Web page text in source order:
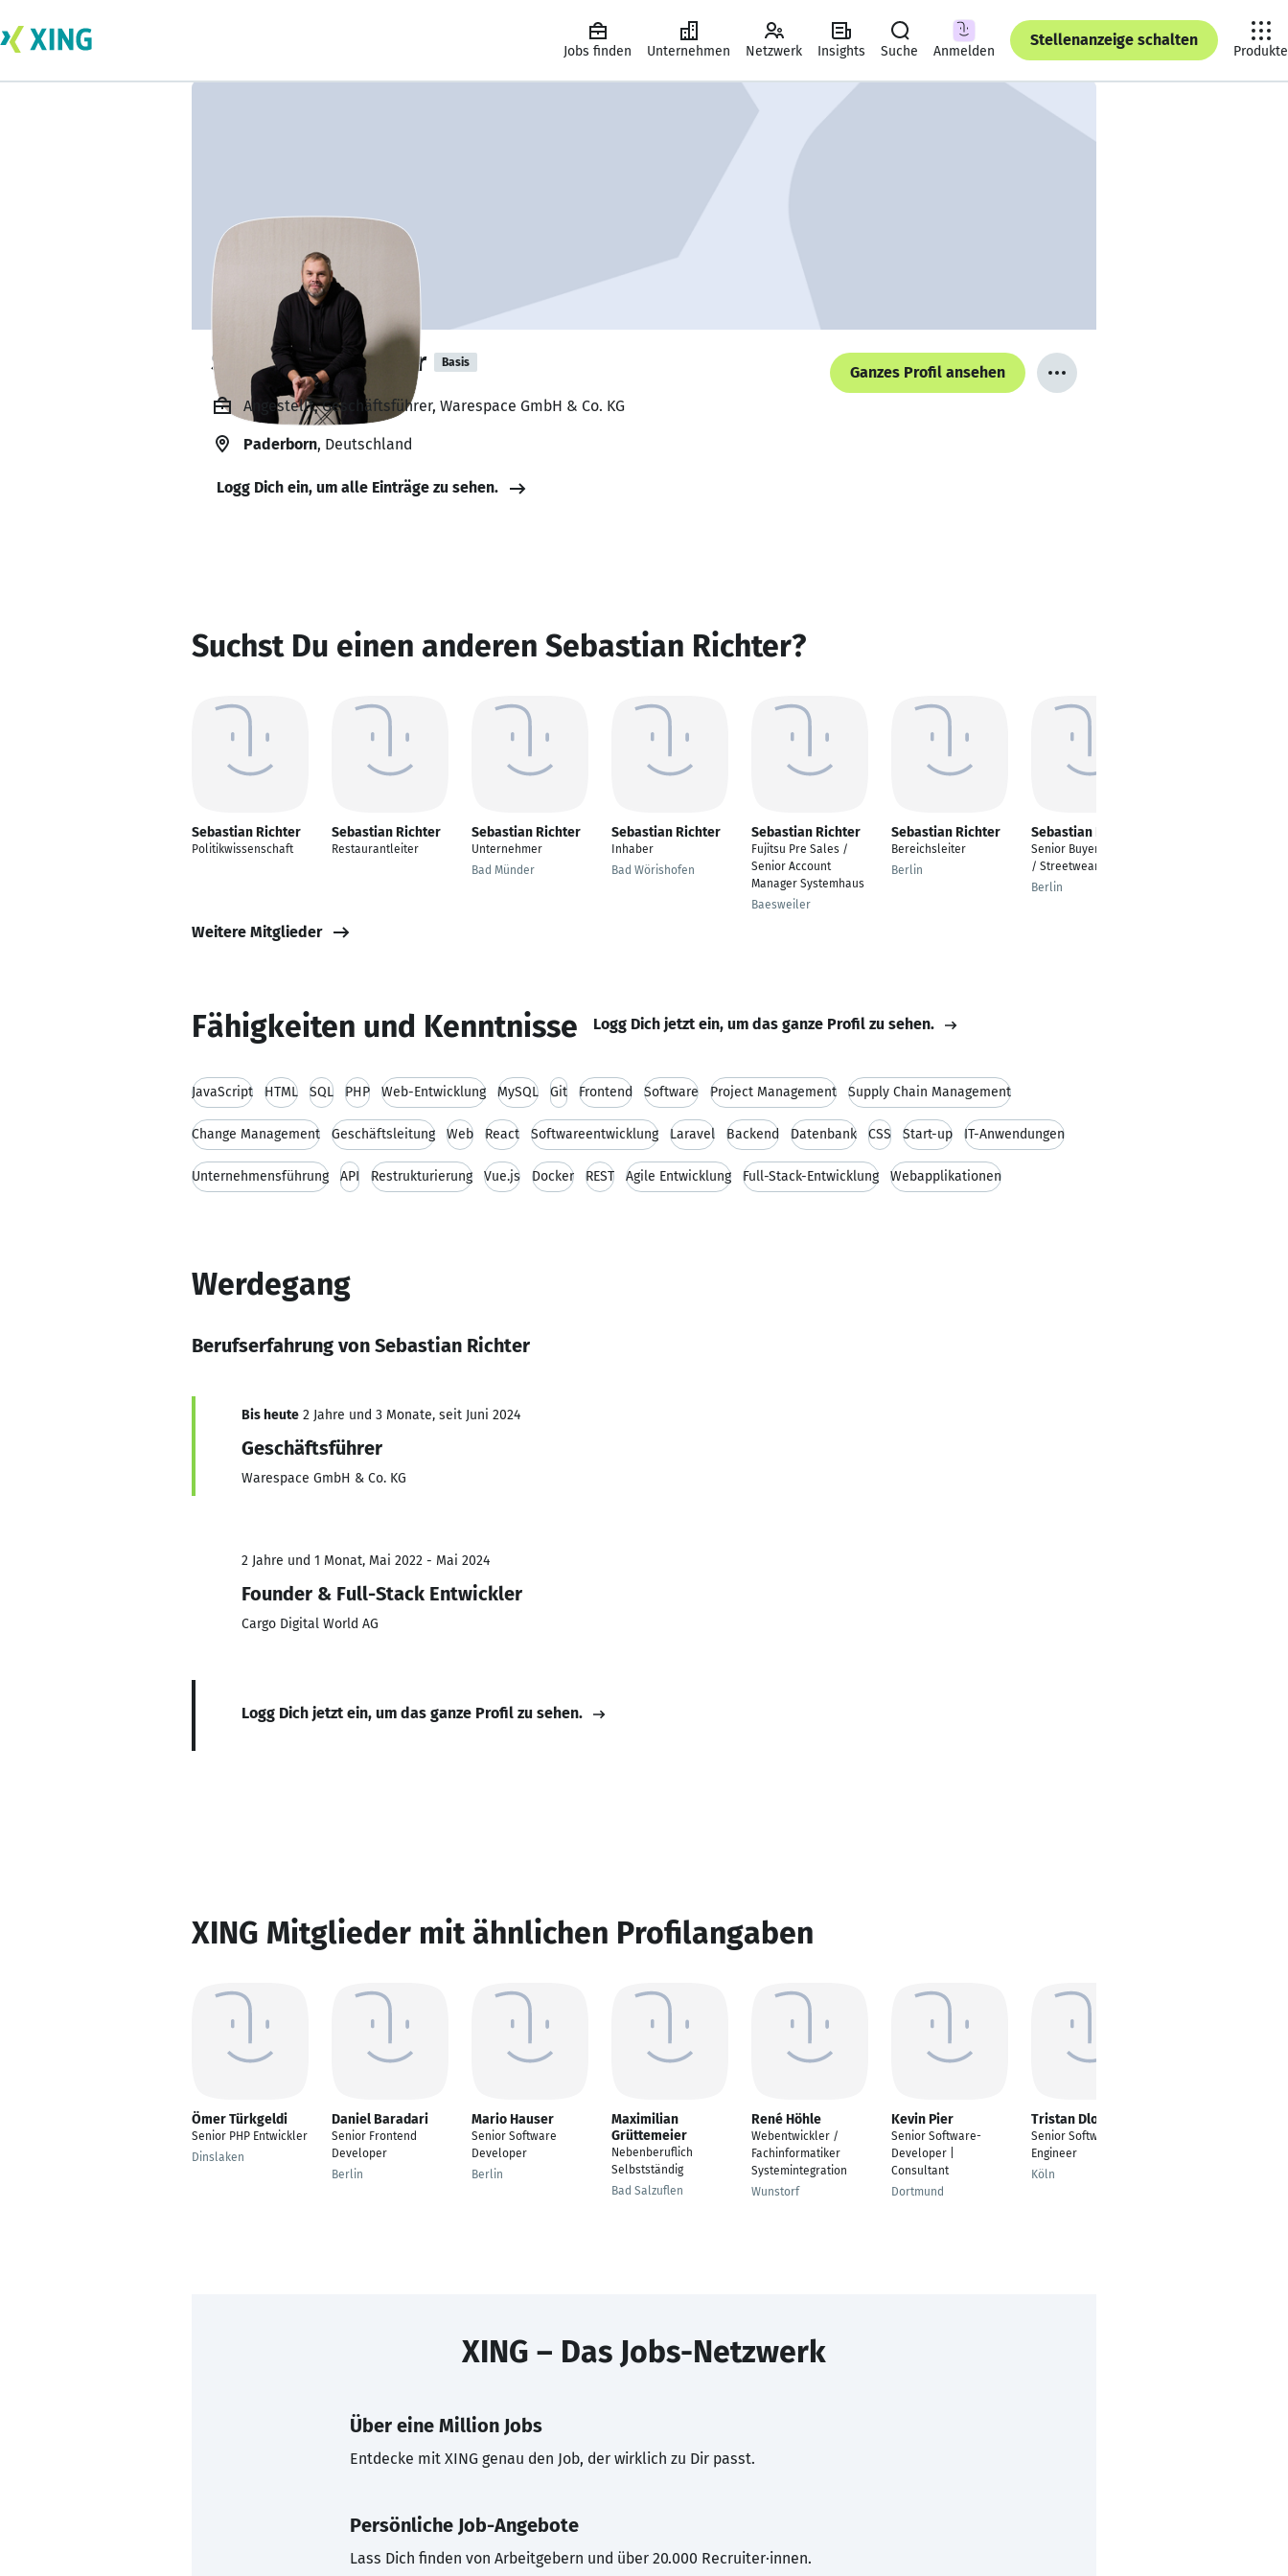
Jobs finden Unternehmen Netzwerk Insights Suche Anmelden
Stellenanzeige schalten
Produkte
Sebastian Richter Basis
Ganzes Profil ansehen
Angestellt, Geschäftsführer, Warespace GmbH & Co. KG
Paderborn, Deutschland
Logg Dich ein, um alle Einträge zu sehen.
Suchst Du einen anderen Sebastian Richter?
Sebastian Richter
Politikwissenschaft
Sebastian Richter
Restaurantleiter
Sebastian Richter
Unternehmer
Bad Münder
Sebastian Richter
Inhaber
Bad Wörishofen
Sebastian Richter
Fujitsu Pre Sales /
Senior Account
Manager Systemhaus
Baesweiler
Sebastian Richter
Bereichsleiter
Berlin
Sebastian Richter
Senior Buyer Lifestyle
/ Streetwear
Berlin
Weitere Mitglieder
Fähigkeiten und Kenntnisse Logg Dich jetzt ein, um das ganze Profil zu sehen.
JavaScript HTML SQL PHP Web-Entwicklung MySQL Git Frontend Software Project Management Supply Chain Management
Change Management Geschäftsleitung Web React Softwareentwicklung Laravel Backend Datenbank CSS Start-up IT-Anwendungen
Unternehmensführung API Restrukturierung Vue.js Docker REST Agile Entwicklung Full-Stack-Entwicklung Webapplikationen
Werdegang
Berufserfahrung von Sebastian Richter
Bis heute 2 Jahre und 3 Monate, seit Juni 2024
Geschäftsführer
Warespace GmbH & Co. KG
2 Jahre und 1 Monat, Mai 2022 - Mai 2024
Founder & Full-Stack Entwickler
Cargo Digital World AG
Logg Dich jetzt ein, um das ganze Profil zu sehen.
XING Mitglieder mit ähnlichen Profilangaben
Ömer Türkgeldi
Senior PHP Entwickler
Dinslaken
Daniel Baradari
Senior Frontend
Developer
Berlin
Mario Hauser
Senior Software
Developer
Berlin
Maximilian
Grüttemeier
Nebenberuflich
Selbstständig
Bad Salzuflen
René Höhle
Webentwickler /
Fachinformatiker
Systemintegration
Wunstorf
Kevin Pier
Senior Software-
Developer |
Consultant
Dortmund
Tristan Dlouhy
Senior Software
Engineer
Köln
XING – Das Jobs-Netzwerk
Über eine Million Jobs
Entdecke mit XING genau den Job, der wirklich zu Dir passt.
Persönliche Job-Angebote
Lass Dich finden von Arbeitgebern und über 20.000 Recruiter·innen.